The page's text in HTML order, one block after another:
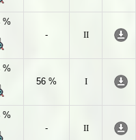
%
-
II
%
56 %
I
%
-
II